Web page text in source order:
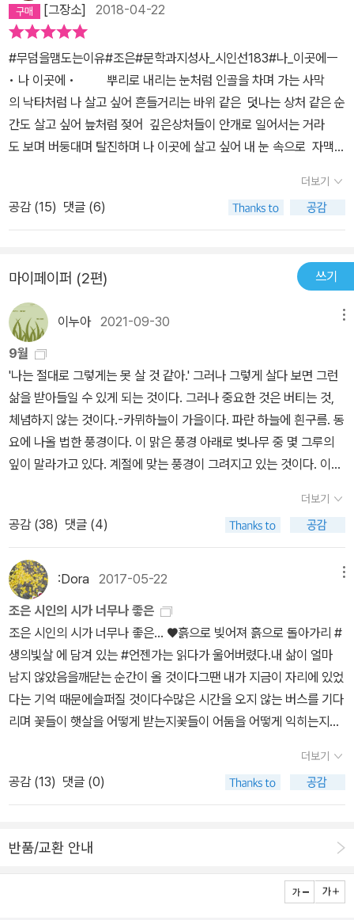
[그장소] 2018-04-22
#무덤을맴도는이유#조은#문학과지성사_시인선183#나_이곳에ㅡ
• 나 이곳에 • 뿌리로 내리는 눈처럼 인골을 차며 가는 사막
의 낙타처럼 나 살고 싶어 흔들거리는 바위 같은 덧나는 상처 같은 순
간도 살고 싶어 늪처럼 젖어 깊은상처들이 안개로 일어서는 거라
도 보며 버둥대며 탈진하며 나 이곳에 살고 싶어 내 눈 속으로 자맥질
이 닿은 것들은 몸이 무거워 육탈하는삶처럼 나 살고 싶어 ㅡ
시 본문 13 쪽 / 나 이곳에 /ㅡ어두운 현관에 점점이 떨어진 벚꽃잎
을 쓸다가 내다본 밖은 연두빛으로 눈부셨다 . 그 연두와 내가 무슨 상
까 . 제 잎 반짝거릴 줄 모르고빨아 올린 축축한 물이 , 제 몸 반짝반짝
거리게 할 줄을 알고저 혼자 몰래 힘찼을까 .나무들이 가만가만 살아
있다고 하늘거렸던 오늘 . 손바닥만한 쓰레받기에 점점이 꽃잎들 뒹
굴다 . 날린다 .더 떨어질 곳도 없는데 ...
더보기
공감 (15) 댓글 (6)
마이페이퍼 (2편) 쓰기
이누아2021-09-30
9월
'나는 절대로 그렇게는 못 살 것 같아.' 그러나 그렇게 살다 보면 그런
삶을 받아들일 수 있게 되는 것이다. 그러나 중요한 것은 버티는 것,
체념하지 않는 것이다.-카뮈하늘이 가을이다. 파란 하늘에 흰구름. 동
요에 나올 법한 풍경이다. 이 맑은 풍경 아래로 벚나무 중 몇 그루의
잎이 말라가고 있다. 계절에 맞는 풍경이 그려지고 있는 것이다. 이런
연도 치열하고 분주할지도 모른다. 나는 겨우 쑥쑥 자라는 아이들에
게 맞는 옷을 사다 주는 것으로도 분주한 마음인데 온몸으로 바람을
맞아야 하는 나무와 벌레, 길고양이들. 아파트 화단에 있는 백장미는
한 나무인데도 어떤 꽃은 피고 어떤 꽃은 지고 있었다. 지면서 피는 것
을 보는 것, 피면서 지는 것을 보는 것. 꽃의 마음은 어떤 마음일까. 사
람도 다 그런데 아무렇지도 않게 살고 있으면서 새삼스레 꽃의 마음
이라니. 우리 아이들이 태어나고 몇 년 안 돼 시어머님이 돌아가셨다.
그때 나는 아무 마음도 아니었다. 아이들은 자라고, 나는 나이 들어가
고 있다. 너무 당연해서 아무 마음도 아니다. 섭리라고 생각해서일
까. 안 보이던 게 보인다. 더울 때는 밤에 걸었는데 요즘 낮에 걸어서
그런가 보다. 꽃무릇은 잠깐 피었다가 졌다. 꽃댕강나무에게서 아카
시아 나무 냄새가 난다. 교회 앞 무화과 나무에 열매가 맺혔다. 비둘기
들이 여기저기 다녀서 많아 보였던 게 아니라 정말 비둘기가 많다. 갈
보이는 걸 보니. 쓰레기도 보인다. 하루 평균 2개의 마스크를 줍는다.
수가 없다. 길에 휴지통이 없어서 그걸 들고 마트 화장실까지 가서 버
린다. 독서노트를 안 쓴 지 꽤 되었다. 오늘 우연히 노트를 폈는데 카
더보기
공감 (38) 댓글 (4)
:Dora 2017-05-22
조은 시인의 시가 너무나 좋은
조은 시인의 시가 너무나 좋은... ♥흙으로 빚어져 흙으로 돌아가리 #
생의빛살 에 담겨 있는 #언젠가는 읽다가 울어버렸다.내 삶이 얼마
남지 않았음을깨닫는 순간이 올 것이다그땐 내가 지금이 자리에 있었
다는 기억 때문에슬퍼질 것이다수많은 시간을 오지 않는 버스를 기다
리며 꽃들이 햇살을 어떻게 받는지꽃들이 어둠을 어떻게 익히는지외
더보기
공감 (13) 댓글 (0)
반품/교환 안내